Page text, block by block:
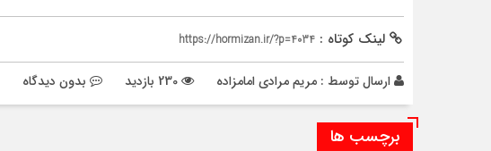
لینک کوتاه : https://hormizan.ir/?p=4034
ارسال توسط : مریم مرادی امامزاده بدون دیدگاه
برچسب ها